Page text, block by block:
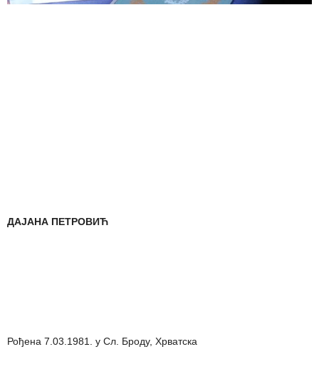
ДАЈАНА ПЕТРОВИЋ
Рођена 7.03.1981. у Сл. Броду, Хрватска